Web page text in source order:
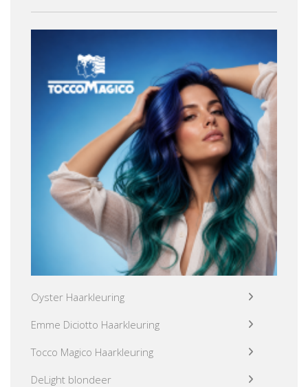
Oyster Haarkleuring
Emme Diciotto Haarkleuring
Tocco Magico Haarkleuring
DeLight blondeer